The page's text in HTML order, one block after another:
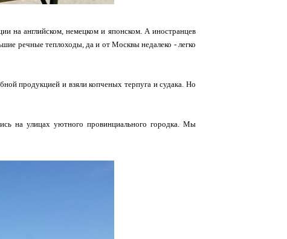
на английском, немецком и японском. А иностранцев
речные теплоходы, да и от Москвы недалеко - легко
продукцией и взяли копченых терпуга и судака. Но
на улицах уютного провинциального городка. Мы